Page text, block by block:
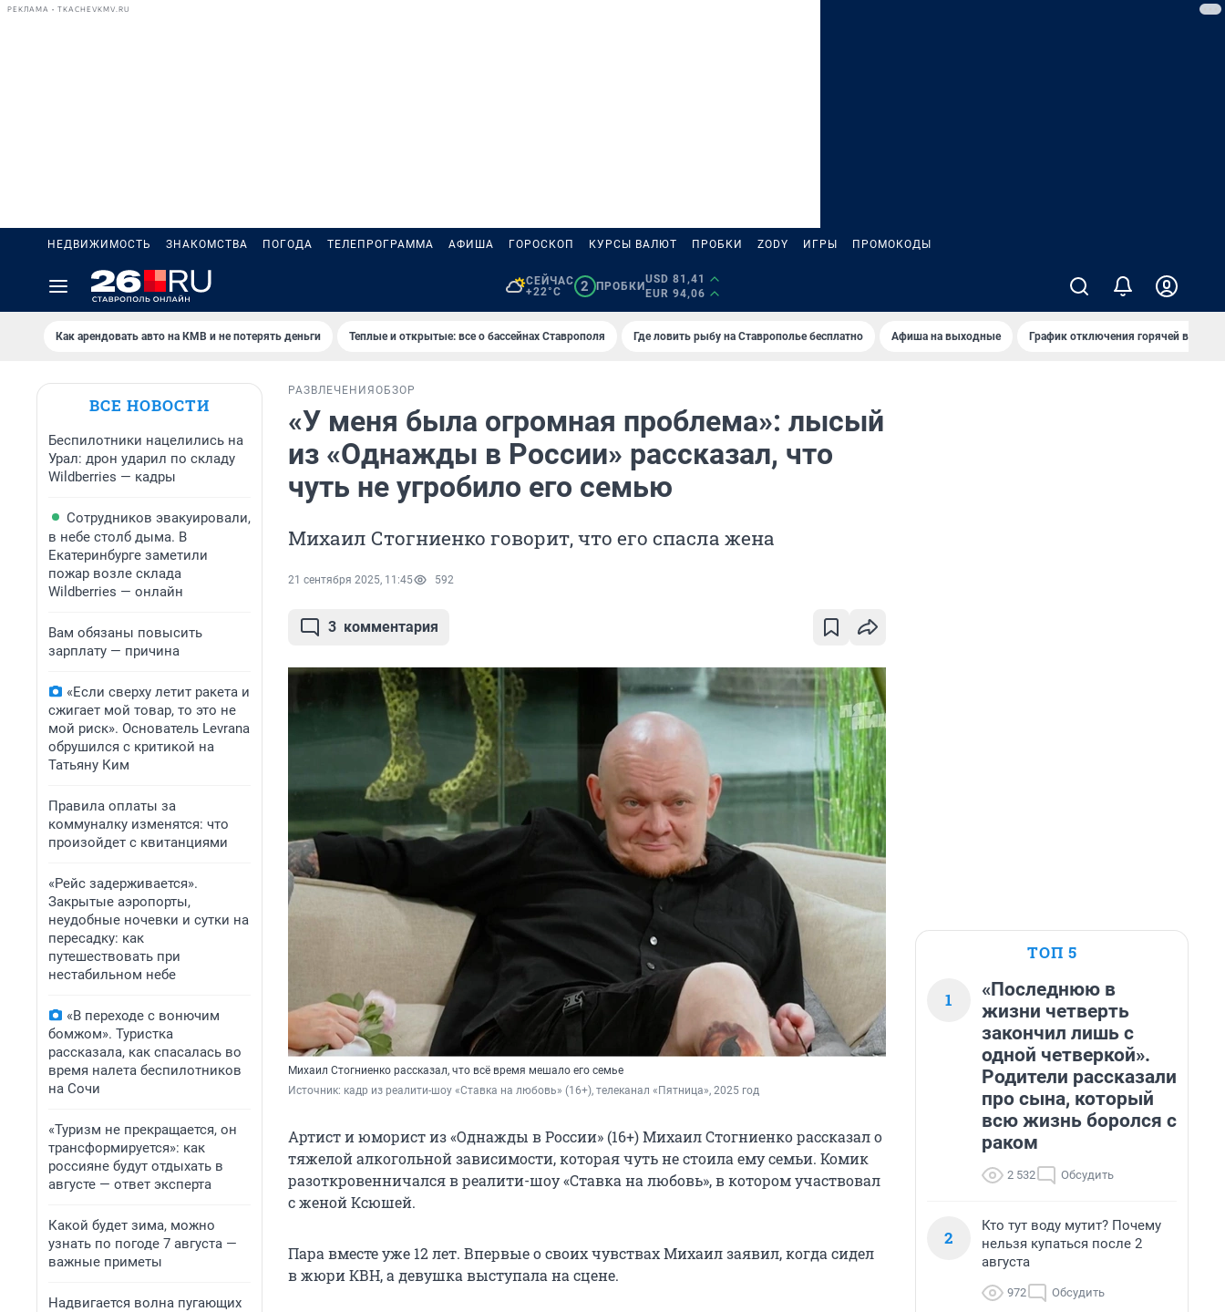
РЕКЛАМА • TKACHEVKMV.RU
НЕДВИЖИМОСТЬ ЗНАКОМСТВА ПОГОДА ТЕЛЕПРОГРАММА АФИША ГОРОСКОП КУРСЫ ВАЛЮТ ПРОБКИ ZODY ИГРЫ ПРОМОКОДЫ
СЕЙЧАС
+22°C
2 ПРОБКИ
USD 81,41
EUR 94,06
Как арендовать авто на КМВ и не потерять деньги Теплые и открытые: все о бассейнах Ставрополя Где ловить рыбу на Ставрополье бесплатно Афиша на выходные График отключения горячей воды в
ВСЕ НОВОСТИ
Беспилотники нацелились на
Урал: дрон ударил по складу
Wildberries — кадры
Сотрудников эвакуировали,
в небе столб дыма. В
Екатеринбурге заметили
пожар возле склада
Wildberries — онлайн
Вам обязаны повысить
зарплату — причина
«Если сверху летит ракета и
сжигает мой товар, то это не
мой риск». Основатель Levrana
обрушился с критикой на
Татьяну Ким
Правила оплаты за
коммуналку изменятся: что
произойдет с квитанциями
«Рейс задерживается».
Закрытые аэропорты,
неудобные ночевки и сутки на
пересадку: как
путешествовать при
нестабильном небе
«В переходе с вонючим
бомжом». Туристка
рассказала, как спасалась во
время налета беспилотников
на Сочи
«Туризм не прекращается, он
трансформируется»: как
россияне будут отдыхать в
августе — ответ эксперта
Какой будет зима, можно
узнать по погоде 7 августа —
важные приметы
Надвигается волна пугающих
РАЗВЛЕЧЕНИЯ ОБЗОР
«У меня была огромная проблема»: лысый
из «Однажды в России» рассказал, что
чуть не угробило его семью
Михаил Стогниенко говорит, что его спасла жена
21 сентября 2025, 11:45 592
3 комментария
Михаил Стогниенко рассказал, что всё время мешало его семье
Источник: кадр из реалити-шоу «Ставка на любовь» (16+), телеканал «Пятница», 2025 год
Артист и юморист из «Однажды в России» (16+) Михаил Стогниенко рассказал о
тяжелой алкогольной зависимости, которая чуть не стоила ему семьи. Комик
разоткровенничался в реалити-шоу «Ставка на любовь», в котором участвовал
с женой Ксюшей.
Пара вместе уже 12 лет. Впервые о своих чувствах Михаил заявил, когда сидел
в жюри КВН, а девушка выступала на сцене.
ТОП 5
1
«Последнюю в
жизни четверть
закончил лишь с
одной четверкой».
Родители рассказали
про сына, который
всю жизнь боролся с
раком
2 532 Обсудить
2
Кто тут воду мутит? Почему
нельзя купаться после 2
августа
972 Обсудить